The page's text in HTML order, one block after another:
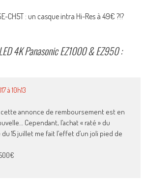
CH5T : un casque intra Hi-Res à 49€ ?!?
4K Panasonic EZ1000 & EZ950 :
à 10h13
annonce de remboursement est en
Cependant, l’achat « raté » du
15 juillet me fait l’effet d’un joli pied de